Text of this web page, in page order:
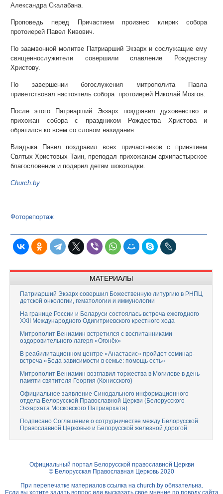
Александра Скалабана.
Проповедь перед Причастием произнес клирик собора
протоиерей Павел Кивович.
По заамвонной молитве Патриарший Экзарх и сослужащие ему
священнослужители совершили славление Рождеству
Христову.
По завершении богослужения митрополита Павла
приветствовал настоятель собора протоиерей Николай Мозгов.
После этого Патриарший Экзарх поздравил духовенство и
прихожан собора с праздником Рождества Христова и
обратился ко всем со словом назидания.
Владыка Павел поздравил всех причастников с принятием
Святых Христовых Таин, преподал прихожанам архипастырское
благословение и подарил детям шоколадки.
Church.by
Фоторепортаж
МАТЕРИАЛЫ
Патриарший Экзарх совершил Божественную литургию в РНПЦ
детской онкологии, гематологии и иммунологии
На границе России и Беларуси состоялась встреча ежегодного
XXII Международного Одигитриевского крестного хода
Митрополит Вениамин встретился с воспитанниками
оздоровительного лагеря «Огонёк»
В реабилитационном центре «Анастасис» пройдет семинар-
встреча «Беда зависимости в семье: помощь есть»
Митрополит Вениамин возглавил торжества в Могилеве в день
памяти святителя Георгия (Конисского)
Официальное заявление Синодального информационного
отдела Белорусской Православной Церкви (Белорусского
Экзархата Московского Патриархата)
Подписано Соглашение о сотрудничестве между Белорусской
Православной Церковью и Белорусской железной дорогой
Официальный портал Белорусской православной Церкви
© Белорусская Православная Церковь 2020
При перепечатке материалов ссылка на church.byобязательна.
Если вы хотите задать вопрос или высказать свое мнение по поводу сайта